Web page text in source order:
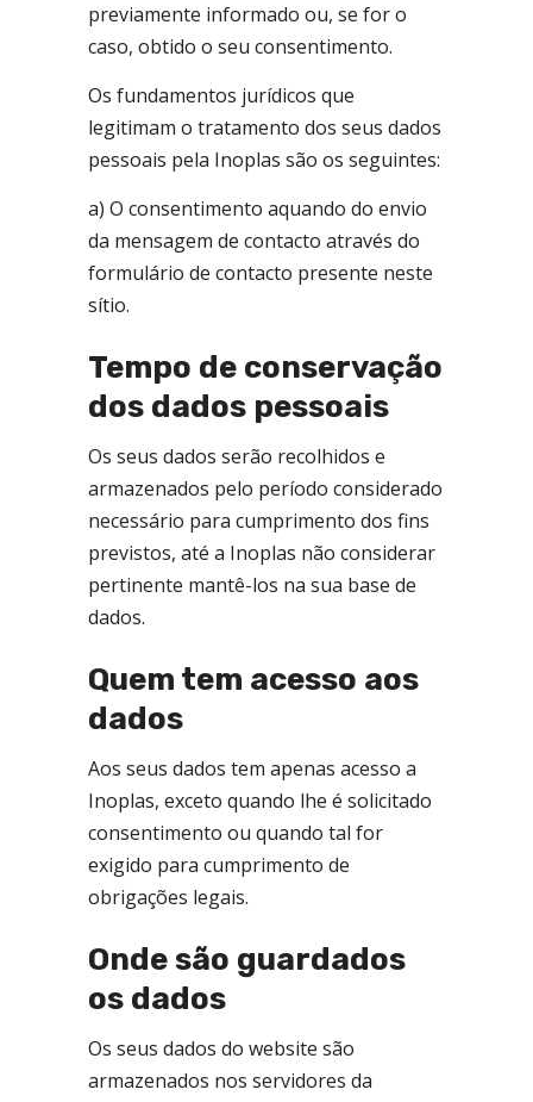
previamente informado ou, se for o
caso, obtido o seu consentimento.
Os fundamentos jurídicos que
legitimam o tratamento dos seus dados
pessoais pela Inoplas são os seguintes:
a) O consentimento aquando do envio
da mensagem de contacto através do
formulário de contacto presente neste
sítio.
Tempo de conservação
dos dados pessoais
Os seus dados serão recolhidos e
armazenados pelo período considerado
necessário para cumprimento dos fins
previstos, até a Inoplas não considerar
pertinente mantê-los na sua base de
dados.
Quem tem acesso aos
dados
Aos seus dados tem apenas acesso a
Inoplas, exceto quando lhe é solicitado
consentimento ou quando tal for
exigido para cumprimento de
obrigações legais.
Onde são guardados
os dados
Os seus dados do website são
armazenados nos servidores da